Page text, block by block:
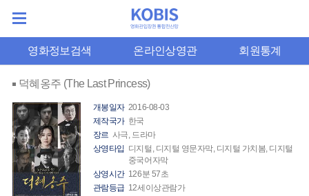
영화정보검색 온라인상영관 회원통계
덕혜옹주 (The Last Princess)
개봉일자 2016-08-03
제작국가 한국
장르 사극, 드라마
상영타입 디지털, 디지털 영문자막, 디지털 가치봄, 디지털
중국어자막
상영시간 126분 57초
관람등급 12세이상관람가